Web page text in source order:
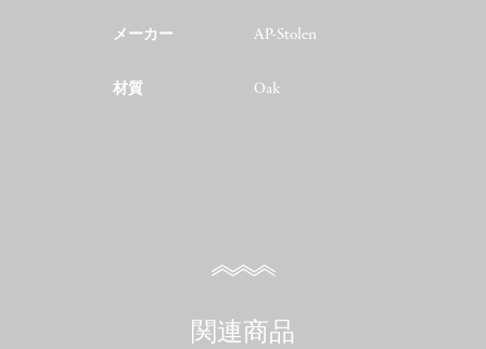
メーカー AP-Stolen
材質 Oak
関連商品